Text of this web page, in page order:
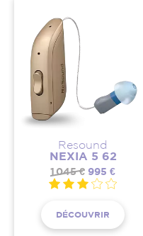
Resound
NEXIA 5 62
1 045 € 995 €
DÉCOUVRIR